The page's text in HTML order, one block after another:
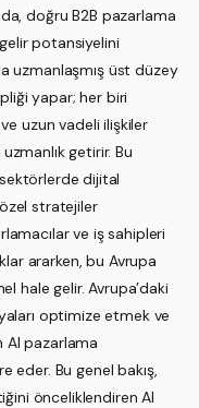
doğru B2B pazarlama
potansiyelini
uzmanlaşmış üst düzey
yapar; her biri
ve uzun vadeli ilişkiler
getirir. Bu
dijital
stratejiler
ve iş sahipleri
ararken, bu Avrupa
hale gelir. Avrupa’daki
optimize etmek ve
pazarlama
eder. Bu genel bakış,
önceliklendiren AI